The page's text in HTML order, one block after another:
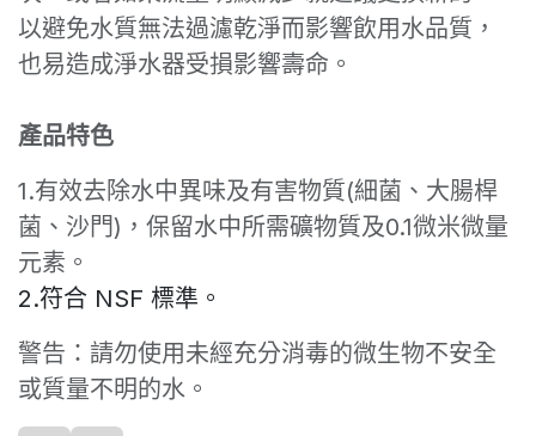
以避免水質無法過濾乾淨而影響飲用水品質，
也易造成淨水器受損影響壽命。
產品特色
1.有效去除水中異味及有害物質(細菌、大腸桿
菌、沙門)，保留水中所需礦物質及0.1微米微量
元素。
2.符合 NSF 標準。
警告：請勿使用未經充分消毒的微生物不安全
或質量不明的水。